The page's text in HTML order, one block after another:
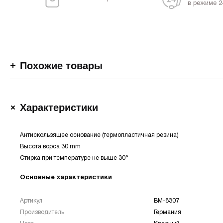
в режиме
Похожие товары
Характеристики
Антискользящее основание (термопластичная резина)
Высота ворса 30 mm
Стирка при температуре не выше 30°
Основные характеристики
Артикул BM-8307
Производитель Германия